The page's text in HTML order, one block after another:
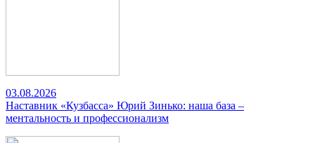
03.08.2026
Наставник «Кузбасса» Юрий Зинько: наша база –
ментальность и профессионализм